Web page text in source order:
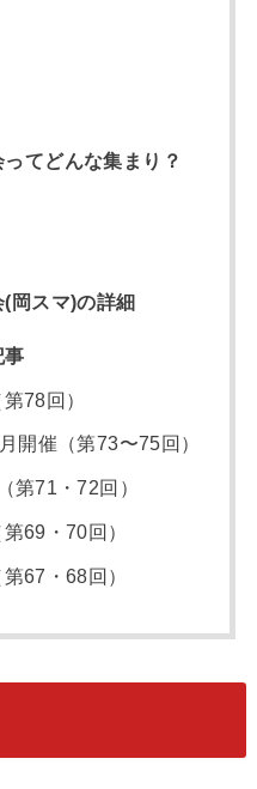
てどんな集まり？
岡スマ)の詳細
事
78回）
開催（第73〜75回）
第71・72回）
69・70回）
67・68回）